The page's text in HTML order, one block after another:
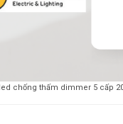
chống thấm dimmer 5 cấp